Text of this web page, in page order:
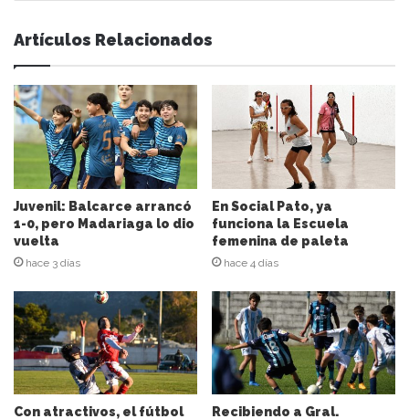
s
u
d
i
r
e
c
i
ó
n
d
c
o
r
r
e
o
e
Artículos Relacionados
Juvenil: Balcarce arrancó
1-0, pero Madariaga lo dio
vuelta
hace 3 días
En Social Pato, ya
funciona la Escuela
femenina de paleta
hace 4 días
Con atractivos, el fútbol Recibiendo a Gral.